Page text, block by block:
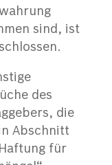
sind, ist
des
die
Abschnitt
für